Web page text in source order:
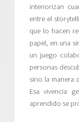
interiorizan
entre el
que lo hacen
papel, en una
un juego
personas
sino la manera
Esa vivencia
aprendido se